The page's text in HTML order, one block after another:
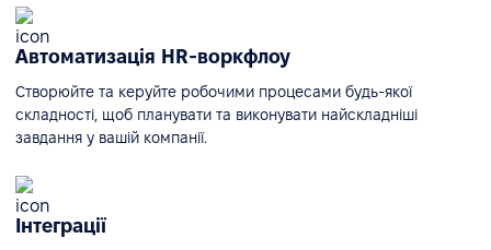
Автоматизація HR-воркфлоу
Створюйте та керуйте робочими процесами будь-якої
складності, щоб планувати та виконувати найскладніші
завдання у вашій компанії.
Інтеграції